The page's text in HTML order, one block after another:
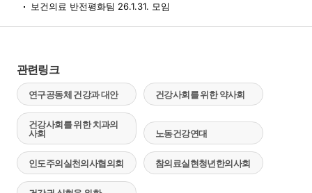
보건의료 반전평화팀 26.1.31. 모임
관련링크
연구공동체 건강과 대안 건강사회를 위한 약사회
건강사회를 위한 치과의
사회
노동건강연대
인도주의실천의사협의회 참의료실현청년한의사회